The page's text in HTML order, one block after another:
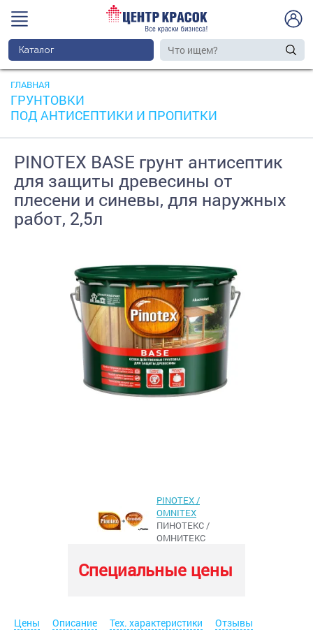
Каталог
ГЛАВНАЯ
ГРУНТОВКИ
ПОД АНТИСЕПТИКИ И ПРОПИТКИ
PINOTEX BASE грунт антисептик
для защиты древесины от
плесени и синевы, для наружных
работ, 2,5л
PINOTEX /
OMNITEX
ПИНОТЕКС /
ОМНИТЕКС
Специальные цены
Цены Описание Тех. характеристики
Отзывы